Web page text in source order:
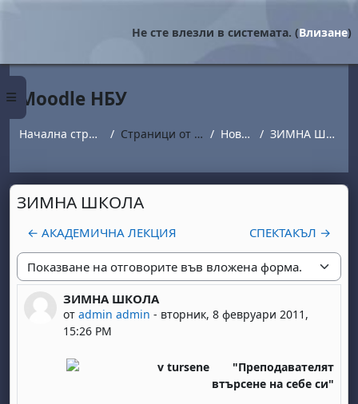
Страничен панел
Не сте влезли в системата. (Влизане)
Moodle НБУ
Начална страница Страници от сайта Новини ЗИМНА ШКОЛА
ЗИМНА ШКОЛА
← АКАДЕМИЧНА ЛЕКЦИЯ СПЕКТАКЪЛ →
Начин на показване
ЗИМНА ШКОЛА
от admin admin - вторник, 8 февруари 2011,
15:26 PM
Number of replies: 0
"Преподавателят
втърсене на себе си"